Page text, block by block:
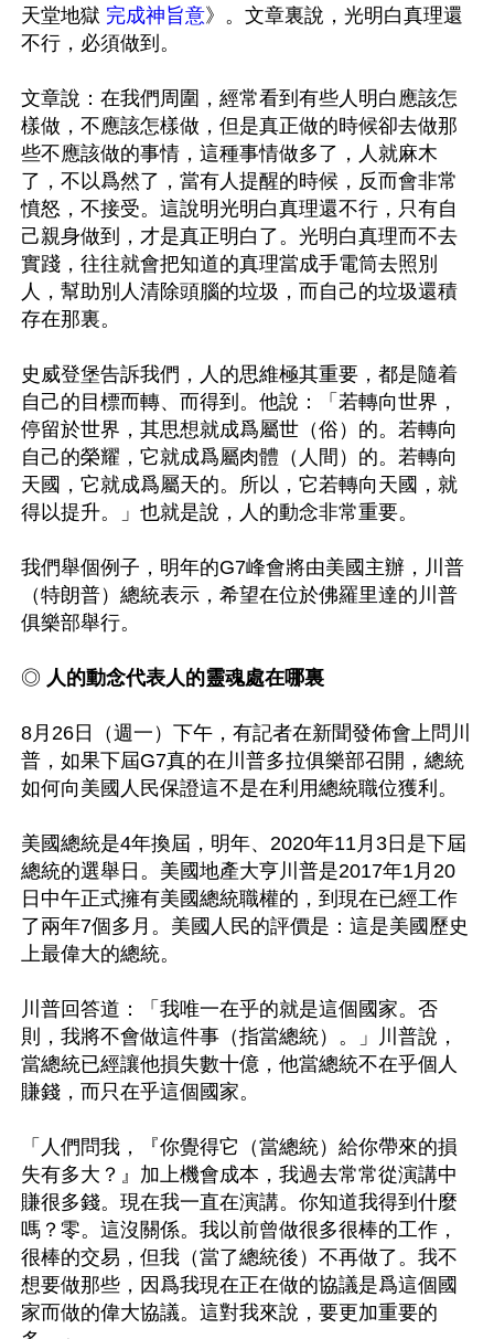
天堂地獄 完成神旨意》。文章裏說，光明白真理還
不行，必須做到。
文章說：在我們周圍，經常看到有些人明白應該怎
樣做，不應該怎樣做，但是真正做的時候卻去做那
些不應該做的事情，這種事情做多了，人就麻木
了，不以爲然了，當有人提醒的時候，反而會非常
憤怒，不接受。這說明光明白真理還不行，只有自
己親身做到，才是真正明白了。光明白真理而不去
實踐，往往就會把知道的真理當成手電筒去照別
人，幫助別人清除頭腦的垃圾，而自己的垃圾還積
存在那裏。
史威登堡告訴我們，人的思維極其重要，都是隨着
自己的目標而轉、而得到。他說：「若轉向世界，
停留於世界，其思想就成爲屬世（俗）的。若轉向
自己的榮耀，它就成爲屬肉體（人間）的。若轉向
天國，它就成爲屬天的。所以，它若轉向天國，就
得以提升。」也就是說，人的動念非常重要。
我們舉個例子，明年的G7峰會將由美國主辦，川普
（特朗普）總統表示，希望在位於佛羅里達的川普
俱樂部舉行。
◎ 人的動念代表人的靈魂處在哪裏
8月26日（週一）下午，有記者在新聞發佈會上問川
普，如果下屆G7真的在川普多拉俱樂部召開，總統
如何向美國人民保證這不是在利用總統職位獲利。
美國總統是4年換屆，明年、2020年11月3日是下屆
總統的選舉日。美國地產大亨川普是2017年1月20
日中午正式擁有美國總統職權的，到現在已經工作
了兩年7個多月。美國人民的評價是：這是美國歷史
上最偉大的總統。
川普回答道：「我唯一在乎的就是這個國家。否
則，我將不會做這件事（指當總統）。」川普說，
當總統已經讓他損失數十億，他當總統不在乎個人
賺錢，而只在乎這個國家。
「人們問我，『你覺得它（當總統）給你帶來的損
失有多大？』加上機會成本，我過去常常從演講中
賺很多錢。現在我一直在演講。你知道我得到什麼
嗎？零。這沒關係。我以前曾做很多很棒的工作，
很棒的交易，但我（當了總統後）不再做了。我不
想要做那些，因爲我現在正在做的協議是爲這個國
家而做的偉大協議。這對我來說，要更加重要的